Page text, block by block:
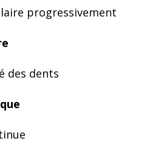
progressivement
des dents